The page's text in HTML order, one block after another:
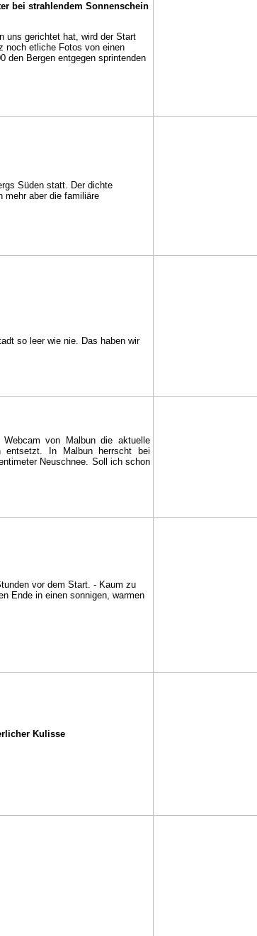
bei strahlendem Sonnenschein
uns gerichtet hat, wird der Start
noch etliche Fotos von einen
den Bergen entgegen sprintenden
Süden statt. Der dichte
mehr aber die familiäre
so leer wie nie. Das haben wir
von Malbun die aktuelle
entsetzt. In Malbun herrscht bei
Neuschnee. Soll ich schon
vor dem Start. - Kaum zu
Ende in einen sonnigen, warmen
Kulisse